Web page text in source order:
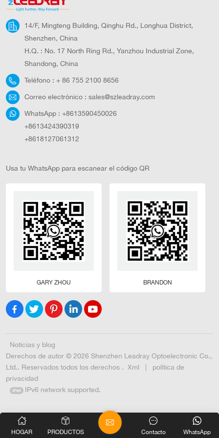
defectuosas o fallos de iluminación. Envía notificaciones
o alertas al equipo de mantenimiento, lo que permite
realizar reparaciones oportunas y minimizar el tiempo de
inactividad. 5. Recopilación y análisis de datos: El
de energía, el rendimiento de la iluminación y las
condiciones ambientales. Estos datos se pueden analizar
para identificar patrones, optimizar la eficiencia del
mantenimiento y actualizaciones.
14/F, Mingteng Building, Qinghu Rd., Longhua District,
Shenzhen, China
H.Q. : No. 17 North Ring Rd., Yanzhou Industrial Zone,
Shandong, China
Teléfono : + 86 755 2100 8656
Correo electrónico : sales@szleadray.com
WhatsApp : +8613590450026
+8613424390319
+8618127061312
Usa tu WhatsApp para escanear el código QR
GARY ZHOU BRANDON
Noticias y blog
Derechos de autor © 2026 Shenzhen Leadray Optoelectronic Co.,
Ltd.. Reservados todos los derechos . Xml |
política de
privacidad
IPv6 network supported.
HOGAR PRODUCTOS WhatsApp
Contacto